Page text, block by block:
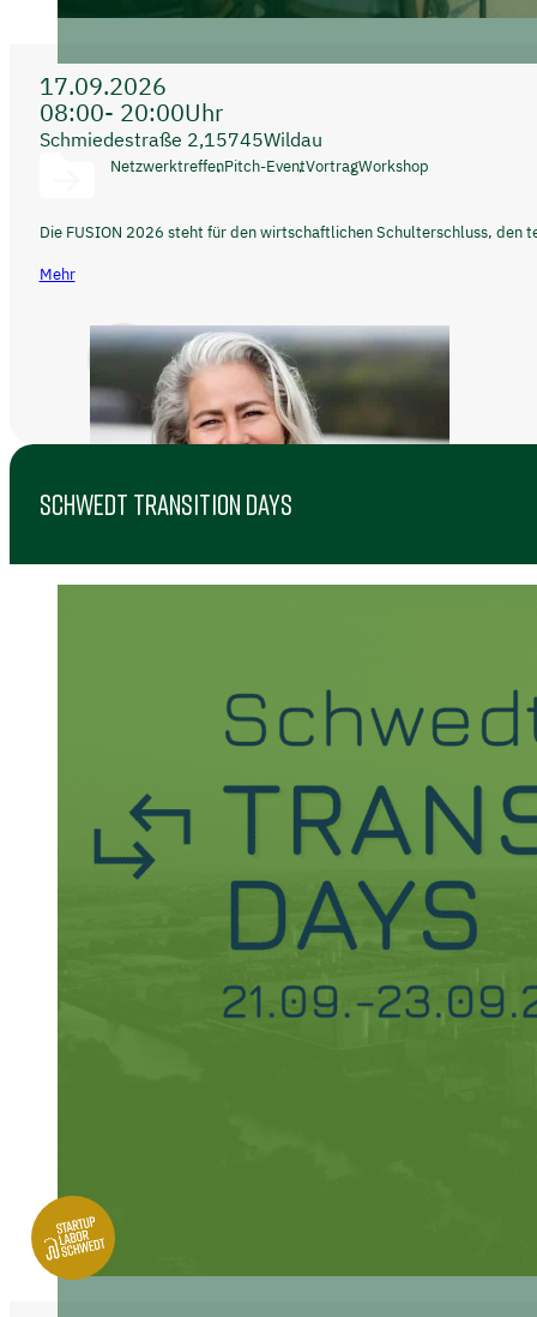
17.09.2026
08:00- 20:00Uhr
Schmiedestraße 2,15745Wildau
NetzwerktreffenPitch-EventVortragWorkshop
Die FUSION 2026 steht für den wirtschaftlichen Schulterschluss, den
Mehr
SCHWEDT TRANSITION DAYS